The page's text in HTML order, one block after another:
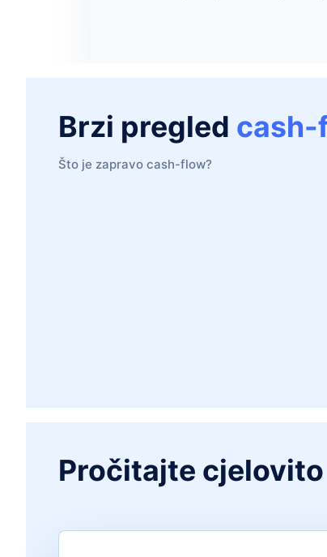
Brzi pregled cash-
Što je zapravo cash-flow?
Pročitajte